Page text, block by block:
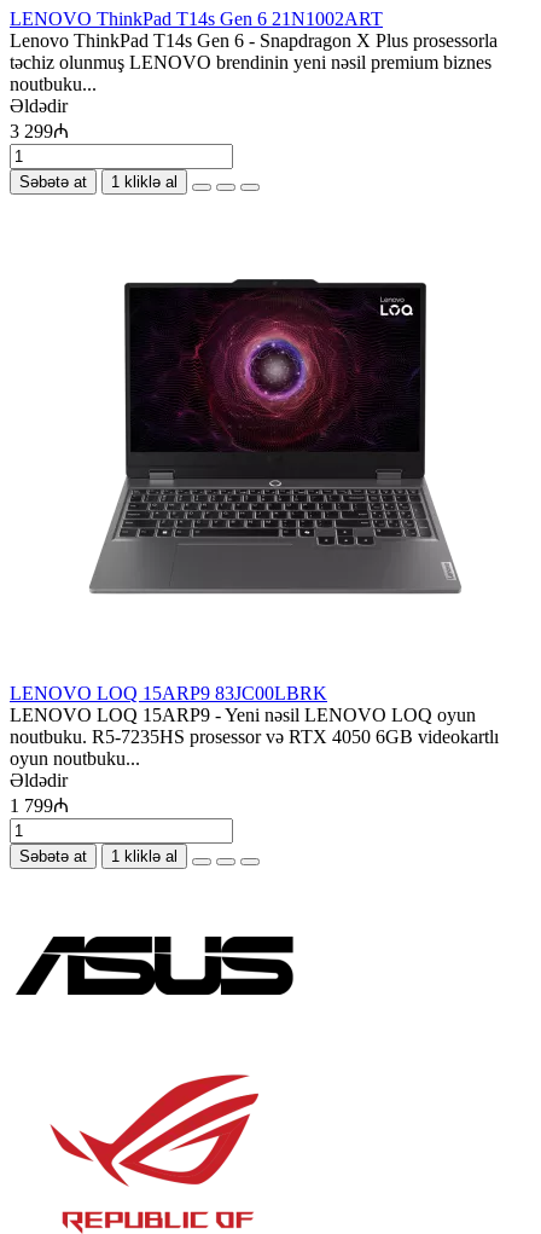
LENOVO ThinkPad T14s Gen 6 21N1002ART
Lenovo ThinkPad T14s Gen 6 - Snapdragon X Plus prosessorla
təchiz olunmuş LENOVO brendinin yeni nəsil premium biznes
noutbuku...
Əldədir
3 299₼
Səbətə at 1 kliklə al
LENOVO LOQ 15ARP9 83JC00LBRK
LENOVO LOQ 15ARP9 - Yeni nəsil LENOVO LOQ oyun
noutbuku. R5-7235HS prosessor və RTX 4050 6GB videokartlı
oyun noutbuku...
Əldədir
1 799₼
Səbətə at 1 kliklə al